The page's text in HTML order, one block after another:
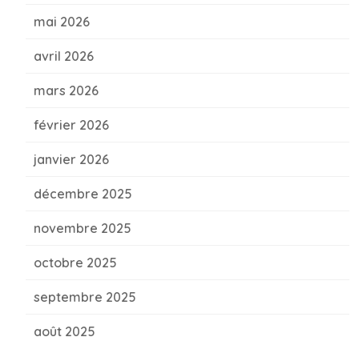
mai 2026
avril 2026
mars 2026
février 2026
janvier 2026
décembre 2025
novembre 2025
octobre 2025
septembre 2025
août 2025